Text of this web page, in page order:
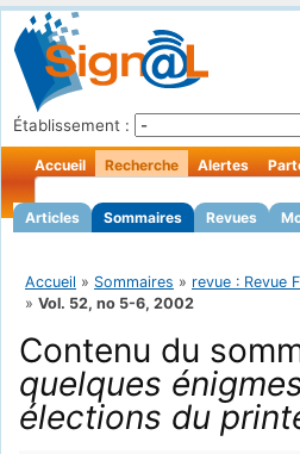
Établissement :
Accueil Recherche
Articles Sommaires Revues
Alertes
Accueil » Sommaires » revue : Revue
» Vol. 52, no 5-6, 2002
Contenu du
quelques
élections du